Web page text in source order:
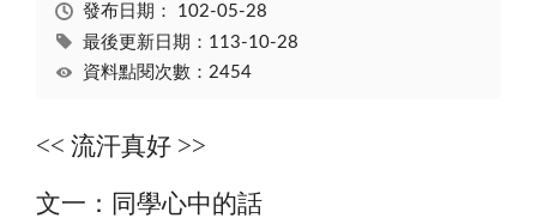
發布日期： 102-05-28
最後更新日期：113-10-28
資料點閱次數：2454
<< 流汗真好 >>
文一：同學心中的話